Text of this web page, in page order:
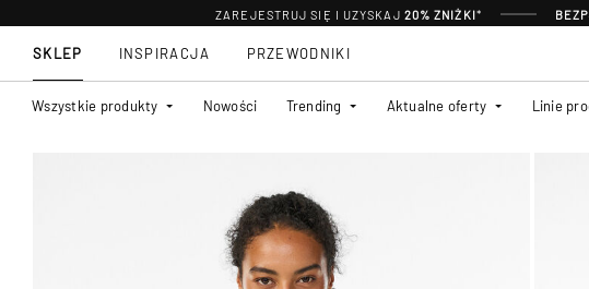
ZAREJESTRUJ SIĘ I UZYSKAJ 20% ZNIŻKI*
SKLEP
Wszystkie produkty Nowości Trending Aktualne oferty Linie
INSPIRACJA PRZEWODNIKI